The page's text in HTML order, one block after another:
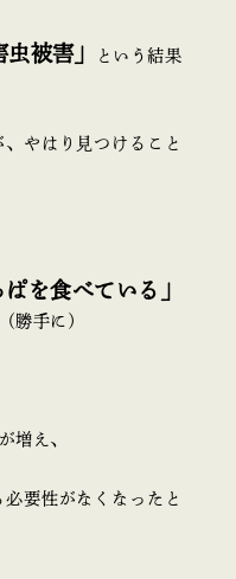
虫被害」
という結果
やはり見つけること
ぱを食べている」
勝手に）
増え、
要性がなくなったと